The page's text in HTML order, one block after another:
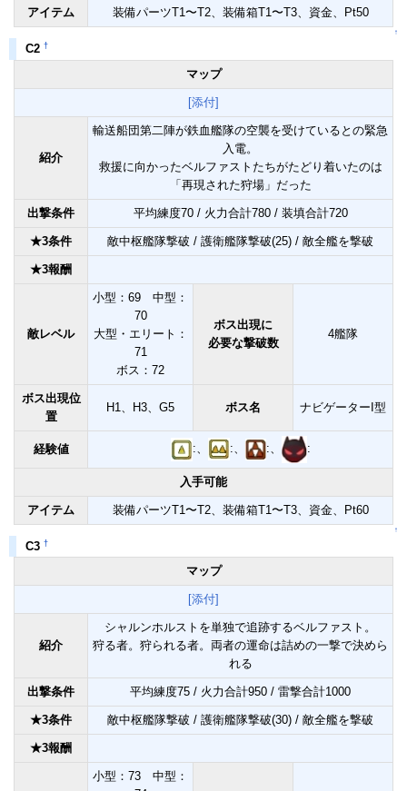
アイテム 装備パーツT1〜T2、装備箱T1〜T3、資金、Pt50
↑
C2 †
マップ
[添付]
紹介
輸送船団第二陣が鉄血艦隊の空襲を受けているとの緊急
入電。
救援に向かったベルファストたちがたどり着いたのは
「再現された狩場」だった
出撃条件 平均練度70 / 火力合計780 / 装填合計720
★3条件 敵中枢艦隊撃破 / 護衛艦隊撃破(25) / 敵全艦を撃破
★3報酬
敵レベル
小型：69 中型：
70
大型・エリート：
71
ボス：72
ボス出現に
必要な撃破数
4艦隊
ボス出現位
置
H1、H3、G5 ボス名 ナビゲーターI型
経験値 :、 :、 :、 :
入手可能
アイテム 装備パーツT1〜T2、装備箱T1〜T3、資金、Pt60
↑
C3 †
マップ
[添付]
紹介
シャルンホルストを単独で追跡するベルファスト。
狩る者。狩られる者。両者の運命は詰めの一撃で決めら
れる
出撃条件 平均練度75 / 火力合計950 / 雷撃合計1000
★3条件 敵中枢艦隊撃破 / 護衛艦隊撃破(30) / 敵全艦を撃破
★3報酬
小型：73 中型：